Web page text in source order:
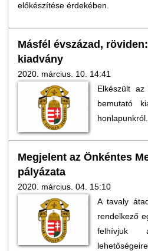
előkészítése érdekében.
Másfél évszázad,
kiadvány
2020. március. 10. 14:41
Elkészült
bemutató
honlapunkról.
Megjelent az Önkéntes
pályázata
2020. március. 04. 15:10
A tavaly
rendelkező
felhívjuk